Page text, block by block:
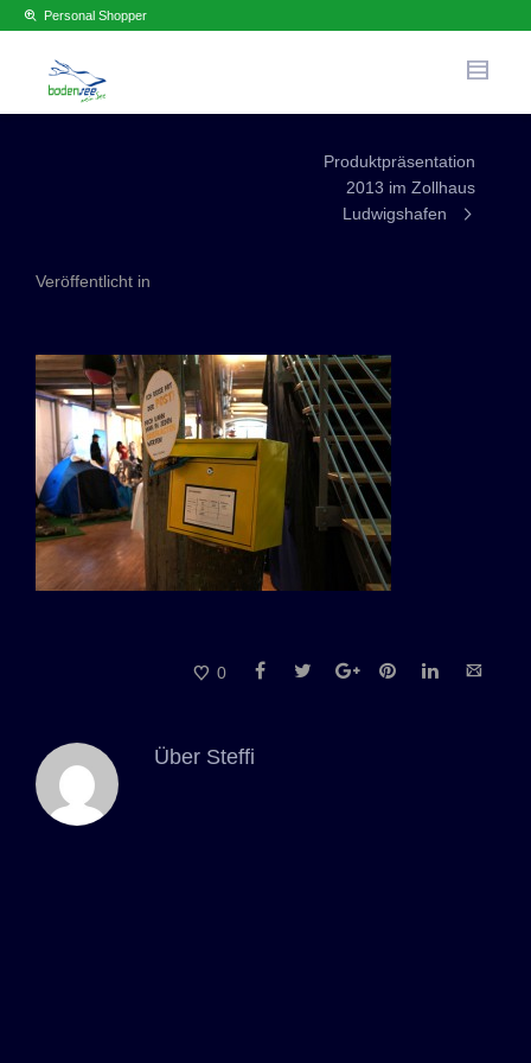
Personal Shopper
Produktpräsentation
2013 im Zollhaus
Ludwigshafen
Veröffentlicht in
0
Über Steffi